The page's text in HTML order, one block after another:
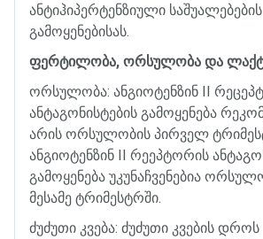
ანტიჰიპერტენზიული საშუალებების
გამოყენებისას.
ფერტილობა, ორსულობა და
ორსულობა: ანგიოტენზინ II
ანტაგონისტების გამოყენება
არის ორსულობის პირველ
ანგიოტენზინ II რეეპტორის
გამოყენება უკუნაჩვენებია
მესამე ტრიმესტრში.
ძუძუთი კვება: ძუძუთი კვების დროს